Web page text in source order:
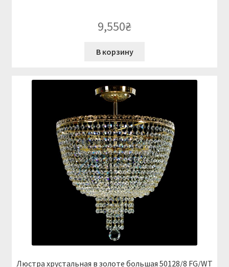
9,550₴
В корзину
Люстра хрустальная в золоте большая 50128/8 FG/WT